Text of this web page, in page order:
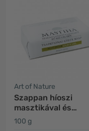
Art of Nature
Szappan híoszi
masztikával és
olívaolajjal
100 g